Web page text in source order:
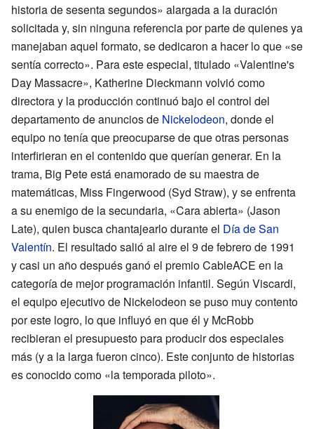
historia de sesenta segundos» alargada a la duración
solicitada y, sin ninguna referencia por parte de quienes ya
manejaban aquel formato, se dedicaron a hacer lo que «se
sentía correcto». Para este especial, titulado «Valentine's
Day Massacre», Katherine Dieckmann volvió como
directora y la producción continuó bajo el control del
departamento de anuncios de Nickelodeon, donde el
equipo no tenía que preocuparse de que otras personas
interfirieran en el contenido que querían generar. En la
trama, Big Pete está enamorado de su maestra de
matemáticas, Miss Fingerwood (Syd Straw), y se enfrenta
a su enemigo de la secundaria, «Cara abierta» (Jason
Late), quien busca chantajearlo durante el Día de San
Valentín. El resultado salió al aire el 9 de febrero de 1991
y casi un año después ganó el premio CableACE en la
categoría de mejor programación infantil. Según Viscardi,
el equipo ejecutivo de Nickelodeon se puso muy contento
por este logro, lo que influyó en que él y McRobb
recibieran el presupuesto para producir dos especiales
más (y a la larga fueron cinco). Este conjunto de historias
es conocido como «la temporada piloto».